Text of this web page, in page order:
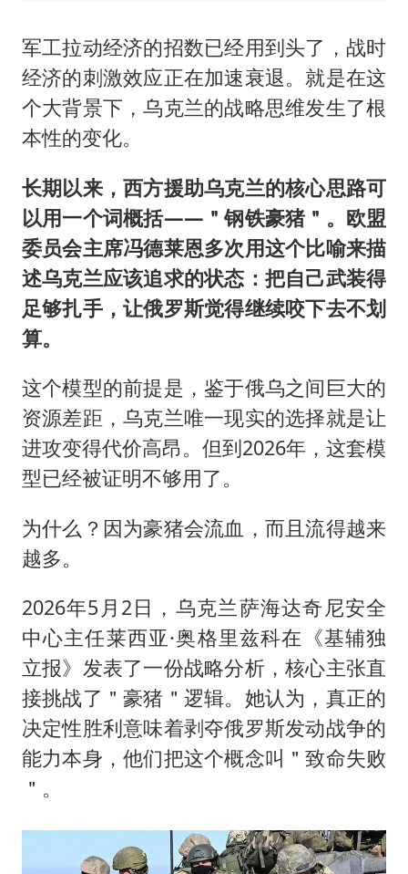
军工拉动经济的招数已经用到头了，战时
经济的刺激效应正在加速衰退。就是在这
个大背景下，乌克兰的战略思维发生了根
本性的变化。
长期以来，西方援助乌克兰的核心思路可
以用一个词概括——＂钢铁豪猪＂。欧盟
委员会主席冯德莱恩多次用这个比喻来描
述乌克兰应该追求的状态：把自己武装得
足够扎手，让俄罗斯觉得继续咬下去不划
算。
这个模型的前提是，鉴于俄乌之间巨大的
资源差距，乌克兰唯一现实的选择就是让
进攻变得代价高昂。但到2026年，这套模
型已经被证明不够用了。
为什么？因为豪猪会流血，而且流得越来
越多。
2026年5月2日，乌克兰萨海达奇尼安全
中心主任莱西亚·奥格里兹科在《基辅独
立报》发表了一份战略分析，核心主张直
接挑战了＂豪猪＂逻辑。她认为，真正的
决定性胜利意味着剥夺俄罗斯发动战争的
能力本身，他们把这个概念叫＂致命失败
＂。